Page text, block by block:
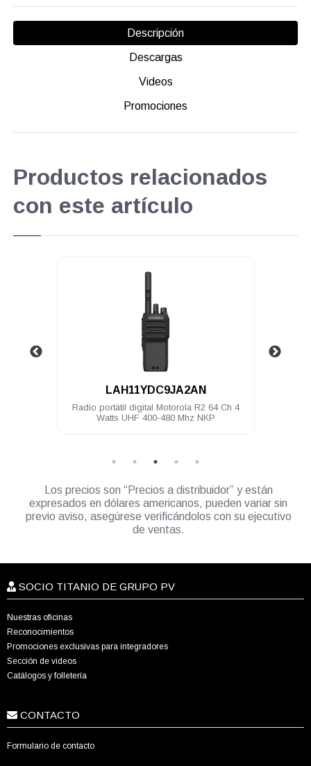
Descripción
Descargas
Videos
Promociones
Productos relacionados
con este artículo
.
LAH11YDC9JA2AN
Radio portátil digital Motorola R2 64 Ch 4
Watts UHF 400-480 Mhz NKP
Los precios son “Precios a distribuidor” y están
expresados en dólares americanos, pueden variar sin
previo aviso, asegúrese verificándolos con su ejecutivo
de ventas.
SOCIO TITANIO DE GRUPO PV
Nuestras oficinas
Reconocimientos
Promociones exclusivas para integradores
Sección de videos
Catálogos y folletería
CONTACTO
Formulario de contacto